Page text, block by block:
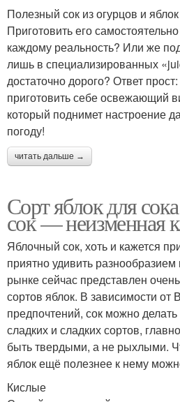
Полезный сок из огурцов и
Приготовить его
каждому реальность? Или же
лишь в специализированных
достаточно дорого? Ответ
приготовить себе освежающий
который поднимет настроение
погоду!
читать дальше →
Сорт яблок для
сок — неизменная
Яблочный сок, хоть и кажется
приятно удивить
рынке сейчас представлен
сортов яблок. В зависимости от
предпочтений, сок можно
сладких и сладких сортов,
быть твердыми, а не рыхлыми.
яблок ещё полезнее к нему
Кислые